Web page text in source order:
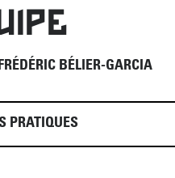
BÉLIER-GARCIA
PRATIQUES